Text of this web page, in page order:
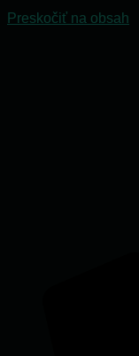
Preskočiť na obsah